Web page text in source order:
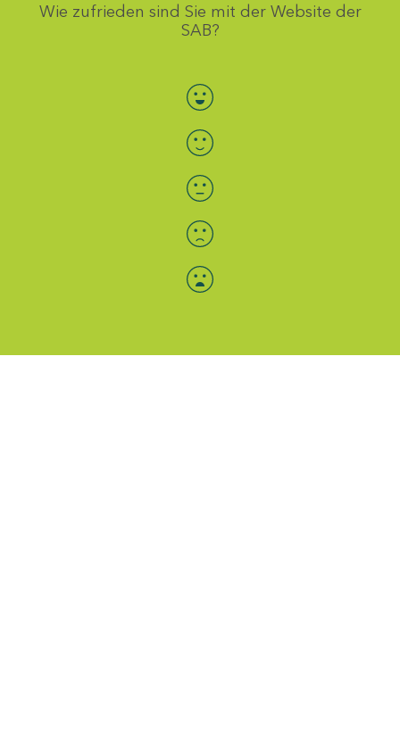
Wie zufrieden sind Sie mit der Website der
SAB?
Bewertung auswählen